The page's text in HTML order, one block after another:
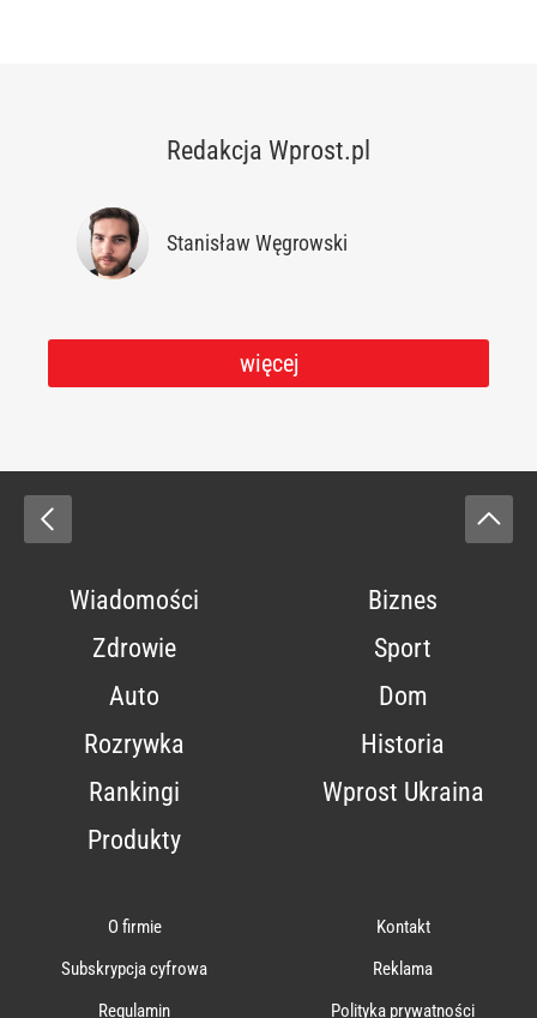
Redakcja Wprost.pl
Stanisław Węgrowski
więcej
Wiadomości
Biznes
Zdrowie
Sport
Auto
Dom
Rozrywka
Historia
Rankingi
Wprost Ukraina
Produkty
O firmie
Kontakt
Subskrypcja cyfrowa
Reklama
Regulamin
Polityka prywatności